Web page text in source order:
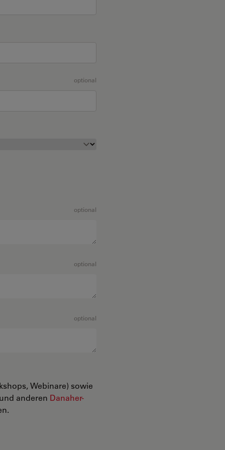
optional
optional
optional
optional
Webinare) sowie
anderen Danaher-